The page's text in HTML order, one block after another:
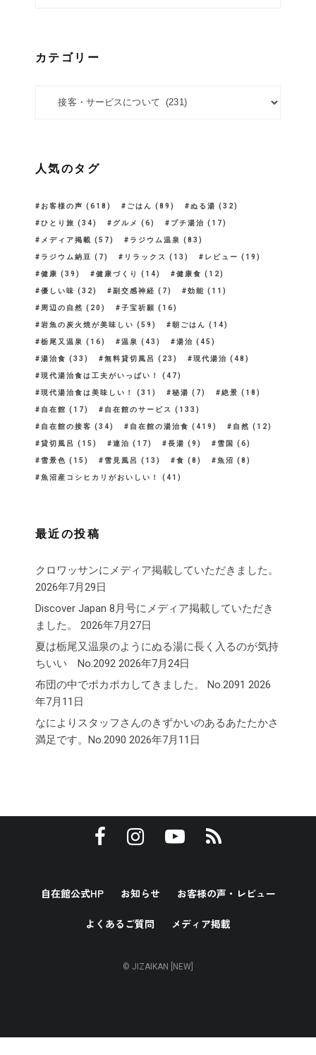
カテゴリー
人気のタグ
お客様の声 (618) ごはん (89) ぬる湯 (32)
ひとり旅 (34) グルメ (6) プチ湯治 (17)
メディア掲載 (57) ラジウム温泉 (83)
ラジウム納豆 (7) リラックス (13) レビュー (19)
健康 (39) 健康づくり (14) 健康食 (12)
優しい味 (32) 副交感神経 (7) 効能 (11)
周辺の自然 (20) 子宝祈願 (16)
岩魚の炭火焼が美味しい (59) 朝ごはん (14)
栃尾又温泉 (16) 温泉 (43) 湯治 (45)
湯治食 (33) 無料貸切風呂 (23) 現代湯治 (48)
現代湯治食は工夫がいっぱい！ (47)
現代湯治食は美味しい！ (31) 秘湯 (7) 絶景 (18)
自在館 (17) 自在館のサービス (133)
自在館の接客 (34) 自在館の湯治食 (419) 自然 (12)
貸切風呂 (15) 連泊 (17) 長湯 (9) 雪国 (6)
雪景色 (15) 雪見風呂 (13) 食 (8) 魚沼 (8)
魚沼産コシヒカリがおいしい！ (41)
最近の投稿
クロワッサンにメディア掲載していただきました。
2026年7月29日
Discover Japan 8月号にメディア掲載していただき
ました。
2026年7月27日
夏は栃尾又温泉のようにぬる湯に長く入るのが気持
ちいい No.2092 2026年7月24日
布団の中でポカポカしてきました。 No.2091 2026
年7月11日
なによりスタッフさんのきずかいのあるあたたかさ
満足です。No.2090 2026年7月11日
自在館公式HP お知らせ お客様の声・レビュー
よくあるご質問 メディア掲載
© JIZAIKAN [NEW]